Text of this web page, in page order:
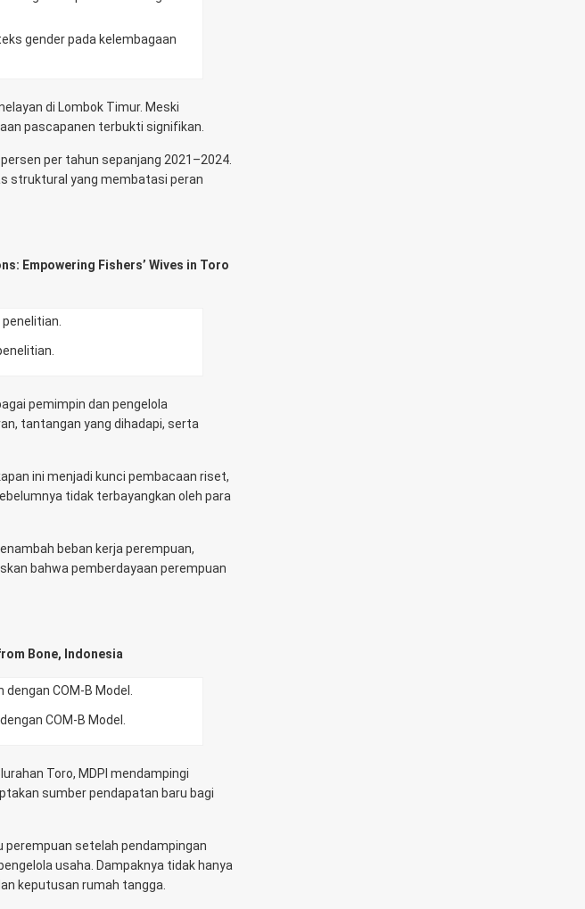
gender pada kelembagaan
di Lombok Timur. Meski
pascapanen terbukti signifikan.
per tahun sepanjang 2021–2024.
struktural yang membatasi peran
Empowering Fishers’ Wives in Toro
pemimpin dan pengelola
tantangan yang dihadapi, serta
ini menjadi kunci pembacaan riset,
tidak terbayangkan oleh para
beban kerja perempuan,
bahwa pemberdayaan perempuan
Bone, Indonesia
COM-B Model.
Toro, MDPI mendampingi
sumber pendapatan baru bagi
perempuan setelah pendampingan
usaha. Dampaknya tidak hanya
keputusan rumah tangga.